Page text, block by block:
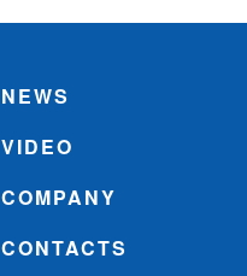
NEWS
VIDEO
COMPANY
CONTACTS